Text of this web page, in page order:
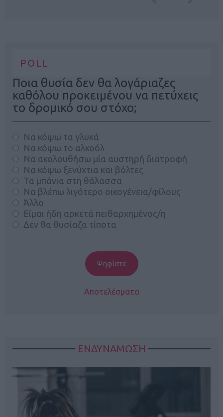
POLL
Ποια θυσία δεν θα λογάριαζες
καθόλου προκειμένου να πετύχεις
το δρομικό σου στόχο;
Να κόψω τα γλυκά
Να κόψω το αλκοόλ
Να ακολουθήσω μία αυστηρή διατροφή
Να κόψω ξενύχτια και βόλτες
Τα μπάνια στη θάλασσα
Να βλέπω λιγότερο οικογένεια/φίλους
Άλλο
Είμαι ήδη αρκετά πειθαρχημένος/η
Δεν θα θυσίαζα τίποτα
Αποτελέσματα
ΕΝΔΥΝΑΜΩΣΗ